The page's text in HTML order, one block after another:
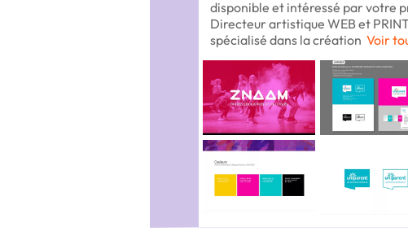
disponible et intéressé par
Directeur artistique WEB et
spécialisé dans la création Voir